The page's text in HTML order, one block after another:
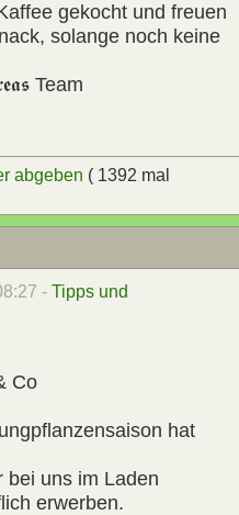
gekocht und freuen
solange noch keine
Team
abgeben ( 1392 mal
- Tipps und
Co
hat
bei uns im Laden
erwerben.